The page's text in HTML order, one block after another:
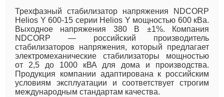
Трехфазный стабилизатор напряжения NDCORP
Helios Y 600-15 серии Helios Y мощностью 600 кВа.
Выходное напряжения 380 В ±1%. Компания
NDCORP — российский производитель
стабилизаторов напряжения, который предлагает
электромеханические стабилизаторы мощностью
от 2,5 до 1000 кВА для дома и производства.
Продукция компании адаптирована к российским
условиям эксплуатации и соответствует строгим
международным стандартам качества.